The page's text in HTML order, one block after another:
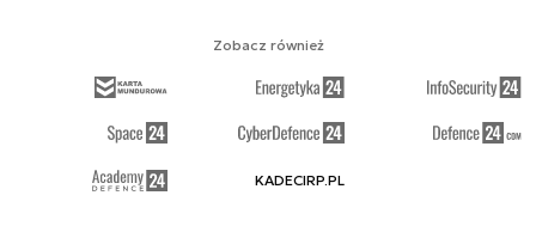
Zobacz również
KADECIRP.PL